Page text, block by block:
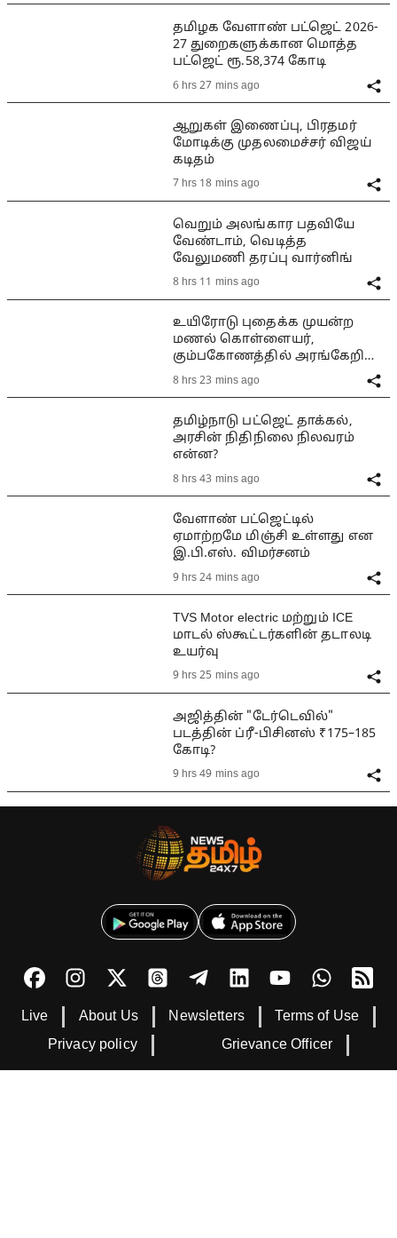
தமிழக வேளாண் பட்ஜெட் 2026-
27 துறைகளுக்கான மொத்த
பட்ஜெட் ரூ.58,374 கோடி
6 hrs 27 mins ago
ஆறுகள் இணைப்பு, பிரதமர்
மோடிக்கு முதலமைச்சர் விஜய்
கடிதம்
7 hrs 18 mins ago
வெறும் அலங்கார பதவியே
வேண்டாம், வெடித்த
வேலுமணி தரப்பு வார்னிங்
8 hrs 11 mins ago
உயிரோடு புதைக்க முயன்ற
மணல் கொள்ளையர்,
கும்பகோணத்தில் அரங்கேறிய
பயங்கரம்
8 hrs 23 mins ago
தமிழ்நாடு பட்ஜெட் தாக்கல்,
அரசின் நிதிநிலை நிலவரம்
என்ன?
8 hrs 43 mins ago
வேளாண் பட்ஜெட்டில்
ஏமாற்றமே மிஞ்சி உள்ளது என
இ.பி.எஸ். விமர்சனம்
9 hrs 24 mins ago
TVS Motor electric மற்றும் ICE
மாடல் ஸ்கூட்டர்களின் தடாலடி
உயர்வு
9 hrs 25 mins ago
அஜித்தின் "டேர்டெவில்"
படத்தின் ப்ரீ-பிசினஸ் ₹175–185
கோடி?
9 hrs 49 mins ago
Live About Us Newsletters
Terms of Use
Privacy policy
Grievance Officer